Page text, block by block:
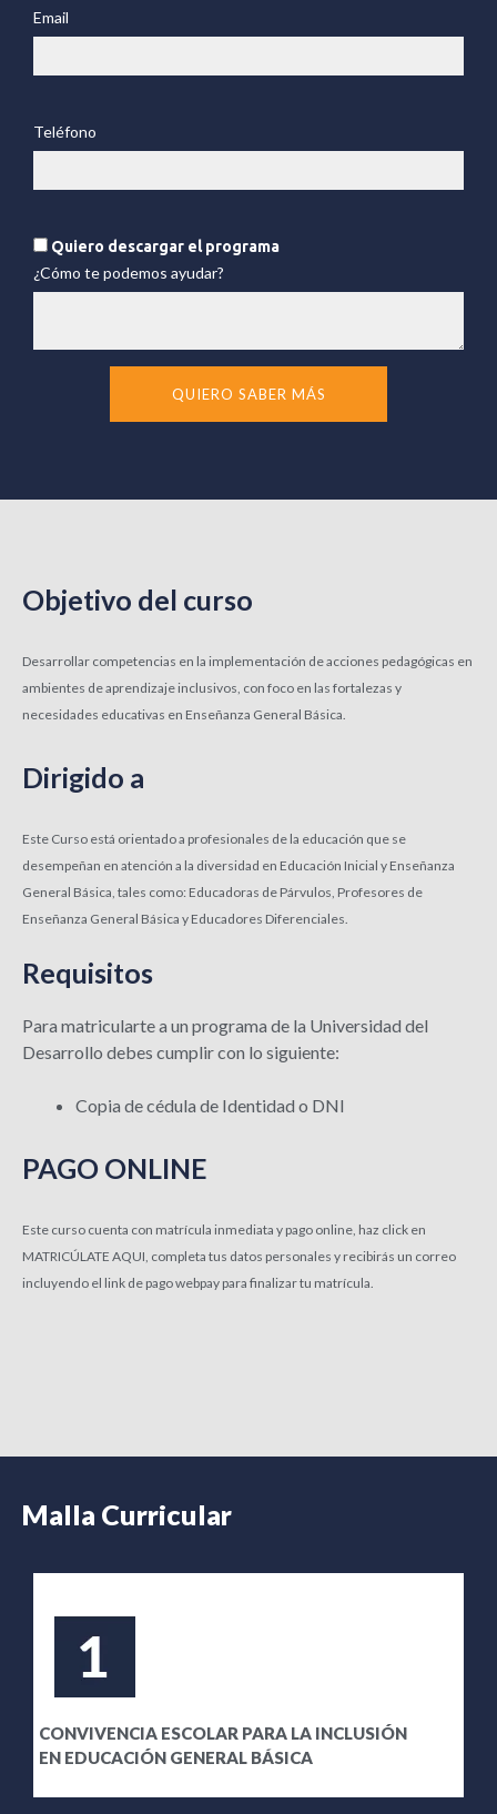
Email
Teléfono
Quiero descargar el programa
¿Cómo te podemos ayudar?
QUIERO SABER MÁS
Objetivo del curso
Desarrollar competencias en la implementación de acciones pedagógicas en
ambientes de aprendizaje inclusivos, con foco en las fortalezas y
necesidades educativas en Enseñanza General Básica.
Dirigido a
Este Curso está orientado a profesionales de la educación que se
desempeñan en atención a la diversidad en Educación Inicial y Enseñanza
General Básica, tales como: Educadoras de Párvulos, Profesores de
Enseñanza General Básica y Educadores Diferenciales.
Requisitos
Para matricularte a un programa de la Universidad del
Desarrollo debes cumplir con lo siguiente:
Copia de cédula de Identidad o DNI
PAGO ONLINE
Este curso cuenta con matrícula inmediata y pago online, haz click en
MATRICÚLATE AQUI, completa tus datos personales y recibirás un correo
incluyendo el link de pago webpay para finalizar tu matrícula.
Malla Curricular
CONVIVENCIA ESCOLAR PARA LA INCLUSIÓN
EN EDUCACIÓN GENERAL BÁSICA